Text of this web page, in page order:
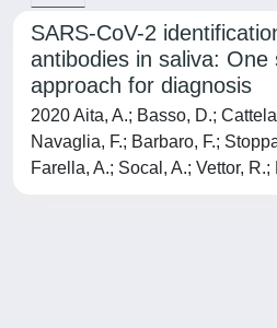
SARS-CoV-2
antibodies in saliva:
approach for diagnosis
2020 Aita, A.; Basso, D.;
Navaglia, F.; Barbaro, F.;
Farella, A.; Socal, A.; Vettor,